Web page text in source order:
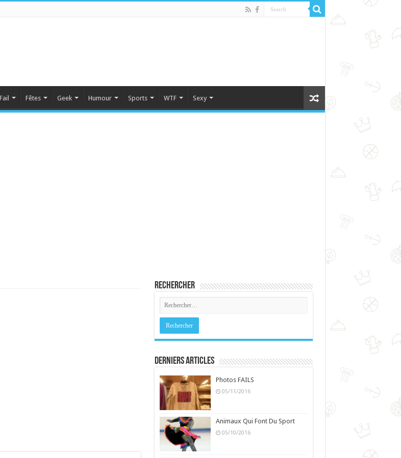
Fail Fêtes Geek Humour Sports WTF Sexy
Rechercher
Derniers Articles
Photos FAILS
05/11/2016
Animaux Qui Font Du Sport
05/10/2016